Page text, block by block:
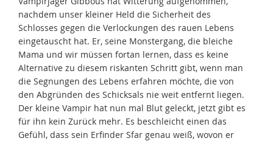
nachdem unser kleiner Held die Sicherheit des
Schlosses gegen die Verlockungen des rauen Lebens
eingetauscht hat. Er, seine Monstergang, die bleiche
Mama und wir müssen fortan lernen, dass es keine
Alternative zu diesem riskanten Schritt gibt, wenn man
die Segnungen des Lebens erfahren möchte, die von
den Abgründen des Schicksals nie weit entfernt liegen.
Der kleine Vampir hat nun mal Blut geleckt, jetzt gibt es
für ihn kein Zurück mehr. Es beschleicht einen das
Gefühl, dass sein Erfinder Sfar genau weiß, wovon er